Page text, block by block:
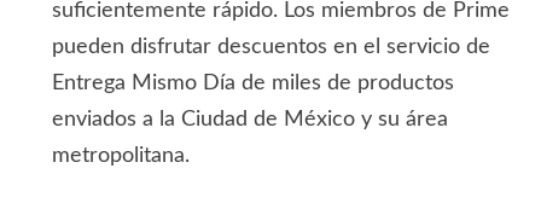
suficientemente rápido. Los miembros de Prime
pueden disfrutar descuentos en el servicio de
Entrega Mismo Día de miles de productos
enviados a la Ciudad de México y su área
metropolitana.